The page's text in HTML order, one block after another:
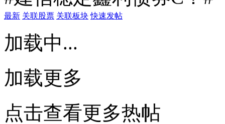
最新 关联股票 关联板块 快速发帖
加载中...
加载更多
点击查看更多热帖